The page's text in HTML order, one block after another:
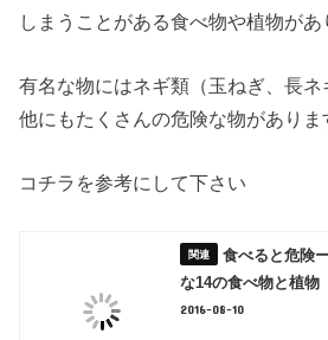
しまうことがある食べ物や植物があ
有名な物にはネギ類（玉ねぎ、長ネ
他にもたくさんの危険な物がありま
コチラを参考にして下さい
食べると危険
な14の食べ物と植物
2016-08-10